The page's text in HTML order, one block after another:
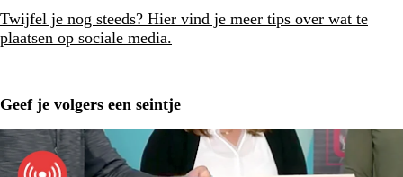
Twijfel je nog steeds? Hier vind je meer tips over wat te
plaatsen op sociale media.
Geef je volgers een seintje